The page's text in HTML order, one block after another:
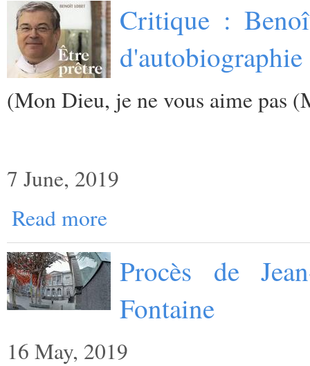
Critique :
(Mon Dieu, je ne vous aime pas
7 June, 2019
Read more
Procès de
Fontaine
16 May, 2019